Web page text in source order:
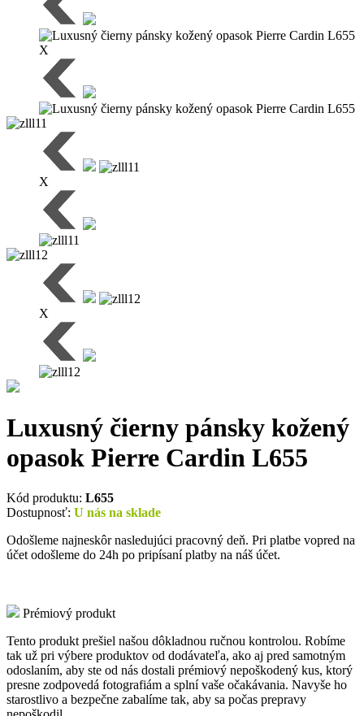
X
X
X
Luxusný čierny pánsky kožený
opasok Pierre Cardin L655
Kód produktu: L655
Dostupnosť: U nás na sklade
Odošleme najneskôr nasledujúci pracovný deň. Pri platbe vopred na
účet odošleme do 24h po pripísaní platby na náš účet.
Prémiový produkt
Tento produkt prešiel našou dôkladnou ručnou kontrolou. Robíme
tak už pri výbere produktov od dodávateľa, ako aj pred samotným
odoslaním, aby ste od nás dostali prémiový nepoškodený kus, ktorý
presne zodpovedá fotografiám a splní vaše očakávania. Navyše ho
starostlivo a bezpečne zabalíme tak, aby sa počas prepravy